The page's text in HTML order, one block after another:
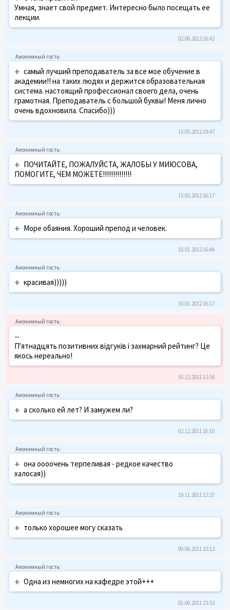
Умная, знает свой предмет. Интересно было посещать ее
лекции.
02.06.2012 16:42
+ самый лучший преподаватель за все мое обучение в
академии!! на таких людях и держится образовательная
система. настоящий профессионал своего дела, очень
грамотная. Преподаватель с большой буквы! Меня лично
очень вдохновила. Спасибо)))
15.05.2012 19:47
+ ПОЧИТАЙТЕ, ПОЖАЛУЙСТА, ЖАЛОБЫ У МИЮСОВА,
ПОМОГИТЕ, ЧЕМ МОЖЕТЕ!!!!!!!!!!!!!!
15.02.2012 16:17
+ Море обаяния. Хороший препод и человек.
10.01.2012 16:44
+ красивая)))))
10.01.2012 16:17
–
П'ятнадцять позитивних відгуків і захмарний рейтинг? Це
якось нереально!
16.12.2011 12:54
+ а сколько ей лет? И замужем ли?
02.12.2011 18:10
+ она оооочень терпеливая - редкое качество
халосая))
19.11.2011 12:27
+ только хорошее могу сказать
06.06.2011 23:12
+ Одна из немногих на кафедре этой+++
01.06.2011 23:52